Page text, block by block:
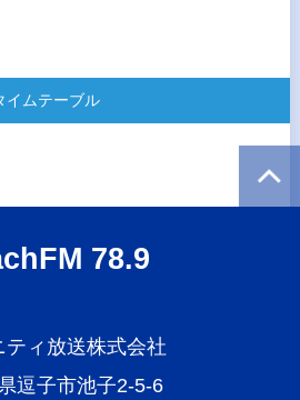
イムテーブル
78.9
ィ放送株式会社
逗子市池子2-5-6